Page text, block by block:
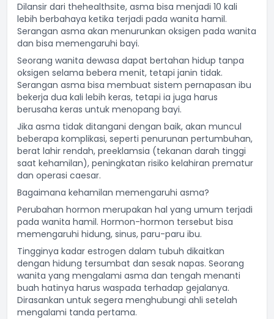
Dilansir dari thehealthsite, asma bisa menjadi 10 kali
lebih berbahaya ketika terjadi pada wanita hamil.
Serangan asma akan menurunkan oksigen pada wanita
dan bisa memengaruhi bayi.
Seorang wanita dewasa dapat bertahan hidup tanpa
oksigen selama bebera menit, tetapi janin tidak.
Serangan asma bisa membuat sistem pernapasan ibu
bekerja dua kali lebih keras, tetapi ia juga harus
berusaha keras untuk menopang bayi.
Jika asma tidak ditangani dengan baik, akan muncul
beberapa komplikasi, seperti penurunan pertumbuhan,
berat lahir rendah, preeklamsia (tekanan darah tinggi
saat kehamilan), peningkatan risiko kelahiran prematur
dan operasi caesar.
Bagaimana kehamilan memengaruhi asma?
Perubahan hormon merupakan hal yang umum terjadi
pada wanita hamil. Hormon-hormon tersebut bisa
memengaruhi hidung, sinus, paru-paru ibu.
Tingginya kadar estrogen dalam tubuh dikaitkan
dengan hidung tersumbat dan sesak napas. Seorang
wanita yang mengalami asma dan tengah menanti
buah hatinya harus waspada terhadap gejalanya.
Dirasankan untuk segera menghubungi ahli setelah
mengalami tanda pertama.